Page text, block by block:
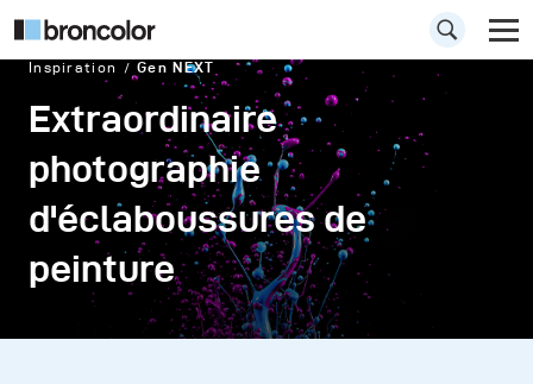
Inspiration Gen NEXT
Extraordinaire
photographie
d'éclaboussures de
peinture